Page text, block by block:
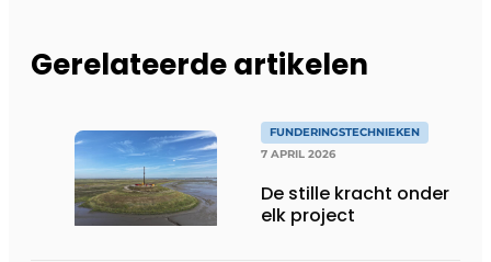
Gerelateerde artikelen
FUNDERINGSTECHNIEKEN
7 APRIL 2026
De stille kracht onder
elk project